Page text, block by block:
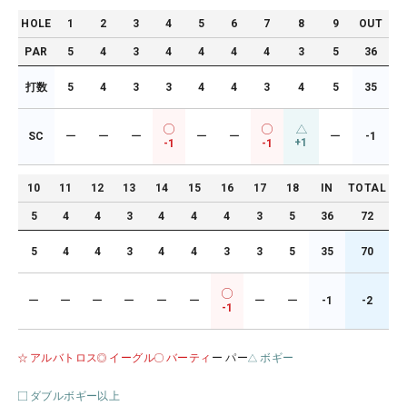
HOLE 1 2 3 4 5 6 7 8 9 OUT
PAR 5 4 3 4 4 4 4 3 5 36
打数 5 4 3 3 4 4 3 4 5 35
SC ー ー ー
-1
ー ー
-1 +1 ー -1
10 11 12 13 14 15 16 17 18 IN TOTAL
5 4 4 3 4 4 4 3 5 36 72
5 4 4 3 4 4 3 3 5 35 70
ー ー ー ー ー ー
-1
ー ー -1 -2
アルバトロス イーグル バーティ ー パー ボギー
ダブルボギー以上